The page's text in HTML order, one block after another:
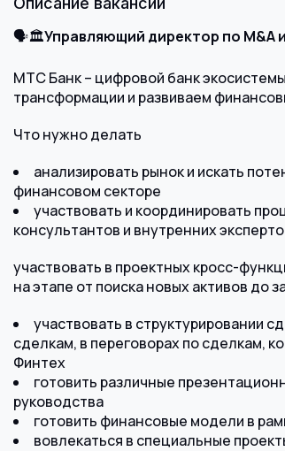
высшего руководства принесет
значительную пользу МТС Финтех.
возможности обсудить, как мои
компетенции помогут банку в
его амбициозной стратегии роста.
🗣🏛Управляющий директор по M&A
МТС Банк – цифровой банк
трансформации и развиваем
Что нужно делать
анализировать рынок и искать
финансовом секторе
участвовать и координировать
консультантов и внутренних
участвовать в проектных кросс-
на этапе от поиска новых активов до
участвовать в структурировании
сделкам, в переговорах по сделкам,
Финтех
готовить различные
руководства
готовить финансовые модели в
вовлекаться в специальные